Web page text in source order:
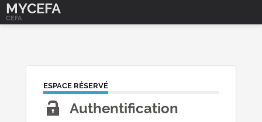
MYCEFA
CEFA
ESPACE RÉSERVÉ
Authentification